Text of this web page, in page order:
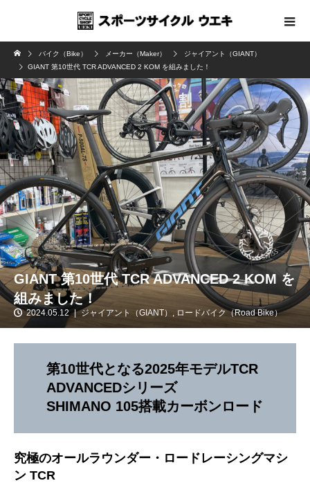
バイク（Bike） メーカー（Maker）
ジャイアント（GIANT）
GIANT 第10世代 TCR ADVANCED 2 KOM を組みました！
GIANT 第10世代 TCR ADVANCED 2 KOM を
組みました！
2024.05.12 ジャイアント（GIANT） , ロードバイク（Road Bike）
第10世代となる2025年モデルTCR
ADVANCEDシリーズ
SHIMANO 105搭載カーボンロード
究極のオールラウンダー・ロードレーシングマシ
ン TCR